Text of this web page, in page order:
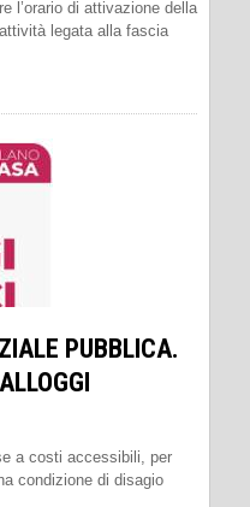
l’orario di attivazione della
legata alla fascia
PUBBLICA.
a costi accessibili, per
condizione di disagio